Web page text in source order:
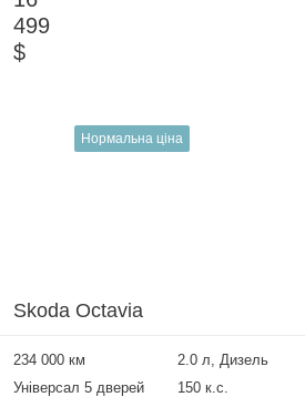
499
$
Нормальна ціна
Skoda Octavia
234 000 км 2.0 л, Дизель
Універсал 5 дверей
150 к.с.